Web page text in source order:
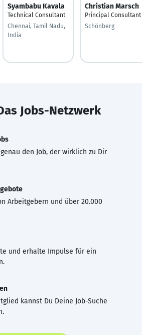
Syambabu Kavala
Technical Consultant
Chennai, Tamil Nadu,
India
Christian Marsch
Principal Consultant
Schönberg
Jobs-Netzwerk
den Job, der wirklich zu Dir
Arbeitgebern und über 20.000
und erhalte Impulse für ein
kannst Du Deine Job-Suche